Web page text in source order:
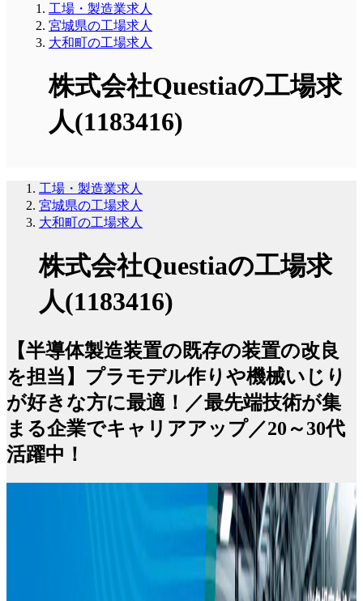
工場・製造業求人
宮城県の工場求人
大和町の工場求人
株式会社Questiaの工場求
人(1183416)
工場・製造業求人
宮城県の工場求人
大和町の工場求人
株式会社Questiaの工場求
人(1183416)
【半導体製造装置の既存の装置の改良
を担当】プラモデル作りや機械いじり
が好きな方に最適！／最先端技術が集
まる企業でキャリアアップ／20～30代
活躍中！